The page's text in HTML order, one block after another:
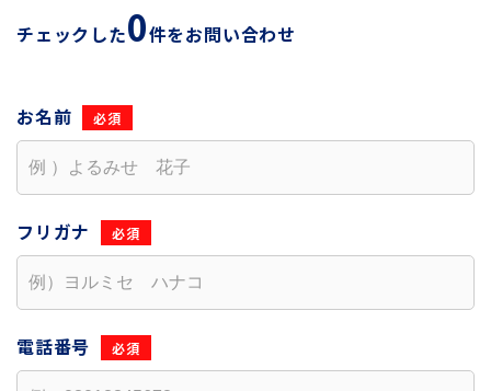
チェックした0件をお問い合わせ
お名前
フリガナ
電話番号